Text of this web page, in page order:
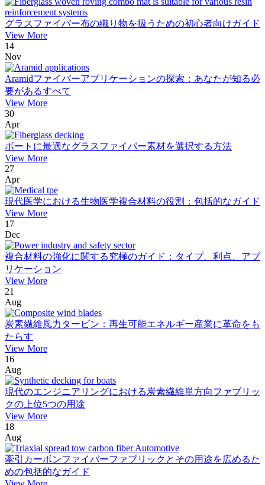
グラスファイバー布の織り物を扱うための初心者向けガイド
View More
14
Nov
Aramidファイバーアプリケーションの探索：あなたが知る必
要があるすべて
View More
30
Apr
ボートに最適なグラスファイバー素材を選択する方法
View More
27
Apr
現代医学における生物医学複合材料の役割：包括的なガイド
View More
17
Dec
複合材料の強化に関する究極のガイド：タイプ、利点、アプ
リケーション
View More
21
Aug
炭素繊維風力タービン：再生可能エネルギー産業に革命をも
たらす
View More
16
Aug
現代のエンジニアリングにおける炭素繊維単方向ファブリッ
クの上位5つの用途
View More
18
Aug
牽引カーボンファイバーファブリックとその用途を広めるた
めの包括的なガイド